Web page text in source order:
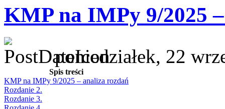
KMP na IMPy 9/2025
poniedziałek, 22
Spis treści
KMP na IMPy 9/2025 – analiza rozdań
Rozdanie 2.
Rozdanie 3.